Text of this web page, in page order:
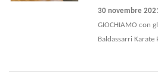
30 novembre
GIOCHIAMO con
Baldassarri Karate